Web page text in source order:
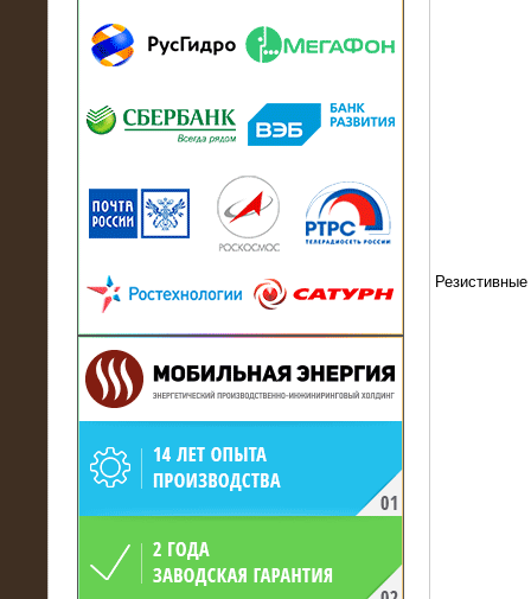
Активно-реактивные нагрузочные
модули 15 МВт (21,5 МВА) На Кубок
конфедераций
произведён высоковольтный
нагрузочный комплекс 24 МВт с
напряжением 6/10 кВ